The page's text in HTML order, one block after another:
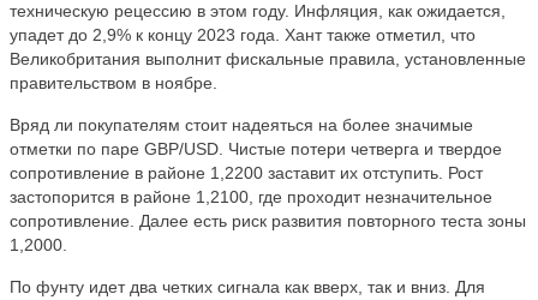
техническую рецессию в этом году. Инфляция, как ожидается,
упадет до 2,9% к концу 2023 года. Хант также отметил, что
Великобритания выполнит фискальные правила, установленные
правительством в ноябре.
Вряд ли покупателям стоит надеяться на более значимые
отметки по паре GBP/USD. Чистые потери четверга и твердое
сопротивление в районе 1,2200 заставит их отступить. Рост
застопорится в районе 1,2100, где проходит незначительное
сопротивление. Далее есть риск развития повторного теста зоны
1,2000.
По фунту идет два четких сигнала как вверх, так и вниз. Для